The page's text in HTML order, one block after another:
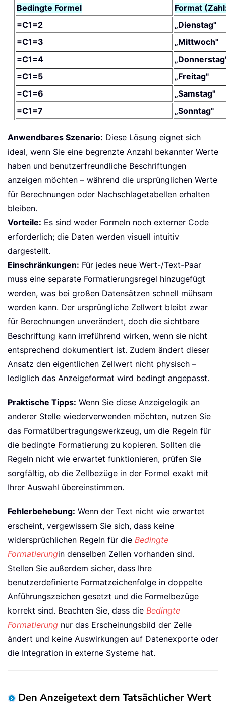
Bedingte Formel
Format
=C1=2
„Dienstag"
=C1=3
„Mittwoch"
=C1=4
=C1=5
„Freitag"
=C1=6
„Samstag"
=C1=7
„Sonntag"
Anwendbares Szenario: Diese Lösung eignet sich
ideal, wenn Sie eine begrenzte Anzahl bekannter Werte
haben und benutzerfreundliche Beschriftungen
anzeigen möchten – während die ursprünglichen Werte
für Berechnungen oder Nachschlagetabellen erhalten
bleiben.
Vorteile: Es sind weder Formeln noch externer Code
erforderlich; die Daten werden visuell intuitiv
dargestellt.
Einschränkungen: Für jedes neue Wert-/Text-Paar
muss eine separate Formatierungsregel hinzugefügt
werden, was bei großen Datensätzen schnell mühsam
werden kann. Der ursprüngliche Zellwert bleibt zwar
für Berechnungen unverändert, doch die sichtbare
Beschriftung kann irreführend wirken, wenn sie nicht
entsprechend dokumentiert ist. Zudem ändert dieser
Ansatz den eigentlichen Zellwert nicht physisch –
lediglich das Anzeigeformat wird bedingt angepasst.
Praktische Tipps: Wenn Sie diese Anzeigelogik an
anderer Stelle wiederverwenden möchten, nutzen Sie
das Formatübertragungswerkzeug, um die Regeln für
die bedingte Formatierung zu kopieren. Sollten die
Regeln nicht wie erwartet funktionieren, prüfen Sie
sorgfältig, ob die Zellbezüge in der Formel exakt mit
Ihrer Auswahl übereinstimmen.
Fehlerbehebung: Wenn der Text nicht wie erwartet
erscheint, vergewissern Sie sich, dass keine
widersprüchlichen Regeln für die Bedingte
Formatierungin denselben Zellen vorhanden sind.
Stellen Sie außerdem sicher, dass Ihre
benutzerdefinierte Formatzeichenfolge in doppelte
Anführungszeichen gesetzt und die Formelbezüge
korrekt sind. Beachten Sie, dass die Bedingte
Formatierung nur das Erscheinungsbild der Zelle
ändert und keine Auswirkungen auf Datenexporte oder
die Integration in externe Systeme hat.
Den Anzeigetext dem Tatsächlicher Wert